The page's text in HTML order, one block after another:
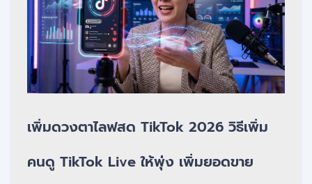
เพิ่มดวงตาไลฟสด TikTok 2026 วิธีเพิ่ม
คนดู TikTok Live ให้พุ่ง เพิ่มยอดขาย